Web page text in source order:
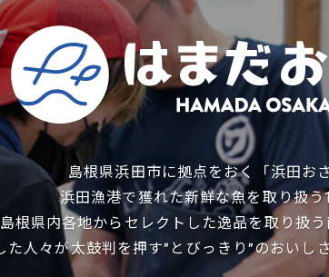
島根県浜田市に拠点をおく「浜田お
浜田漁港で獲れた新鮮な魚を取り扱う
島根県内各地からセレクトした逸品を取り扱
た人々が太鼓判を押す”とびっきり”のおいし